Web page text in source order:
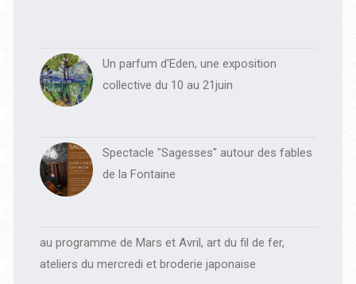
Un parfum d'Eden, une exposition
collective du 10 au 21juin
Spectacle "Sagesses" autour des fables
de la Fontaine
au programme de Mars et Avril, art du fil de fer,
ateliers du mercredi et broderie japonaise